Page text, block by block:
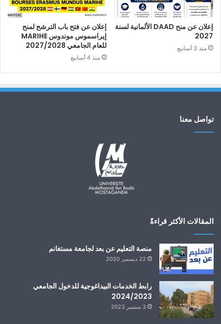
إعلان عن منح DAAD الألمانية لسنة
2027
منذ 3 أسابيع
إعلان عن فتح باب الترشح لمنح
إيراسموس موندوس MARIHE
للعام الجامعي 2027/2028
منذ 4 أسابيع
تواصل معنا
المقالات الأكثر قراءةً
منصة التعليم عن بعد لجامعة مستغانم
22 ديسمبر 2020
رابط الخدمات البيداغوجية للدخول الجامعي
2024/2023
3 سبتمبر 2023